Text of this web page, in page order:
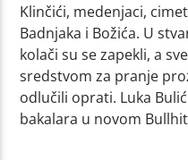
Klinčići, medenjaci,
Badnjaka i Božića. U
kolači su se zapekli, a
sredstvom za pranje
odlučili oprati. Luka
bakalara u novom